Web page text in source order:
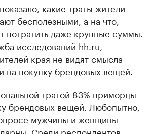
какие траты жители
бесполезными, а на что,
потратить даже крупные суммы.
исследований hh.ru,
края не видят смысла
на покупку брендовых вещей.
тратой 83% приморцы
брендовых вещей. Любопытно,
мужчины и женщины
Среди респондентов